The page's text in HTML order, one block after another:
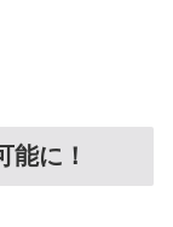
能に！